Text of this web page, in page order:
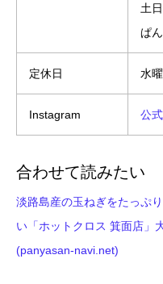
土
ぱ
定休日 水
Instagram 公
合わせて読みたい
淡路島産の玉ねぎをたっぷ
い「ホットクロス 箕面店」
(panyasan-navi.net)